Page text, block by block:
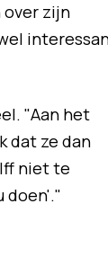
zijn
"Aan het
dat ze dan
niet te
doen'."